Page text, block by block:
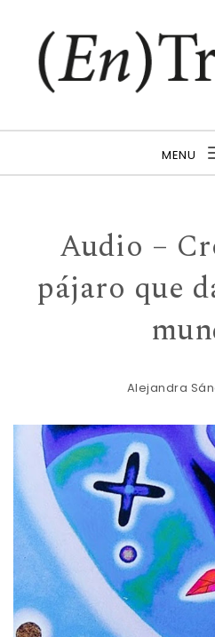
MENU
Audio –
pájaro que
Alejandra